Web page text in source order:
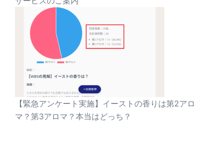
【緊急アンケート実施】イーストの香りは第2アロ
マ？第3アロマ？本当はどっち？